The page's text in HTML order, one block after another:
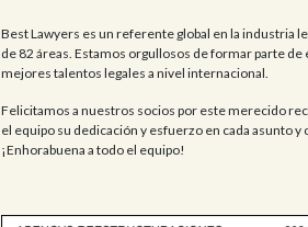
Best Lawyers es un referente global en la industria
de 82 áreas. Estamos orgullosos de formar parte de
mejores talentos legales a nivel internacional.
Felicitamos a nuestros socios por este merecido
el equipo su dedicación y esfuerzo en cada asunto y
¡Enhorabuena a todo el equipo!